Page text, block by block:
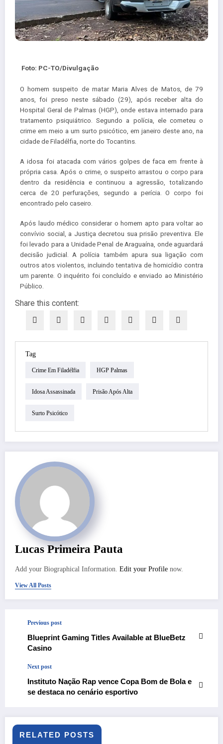
Foto: PC-TO/Divulgação
O homem suspeito de matar Maria Alves de Matos, de 79
anos, foi preso neste sábado (29), após receber alta do
Hospital Geral de Palmas (HGP), onde estava internado para
tratamento psiquiátrico. Segundo a polícia, ele cometeu o
crime em meio a um surto psicótico, em janeiro deste ano, na
cidade de Filadélfia, norte do Tocantins.
A idosa foi atacada com vários golpes de faca em frente à
própria casa. Após o crime, o suspeito arrastou o corpo para
dentro da residência e continuou a agressão, totalizando
cerca de 20 perfurações, segundo a perícia. O corpo foi
encontrado pelo caseiro.
Após laudo médico considerar o homem apto para voltar ao
convívio social, a Justiça decretou sua prisão preventiva. Ele
foi levado para a Unidade Penal de Araguaína, onde aguardará
decisão judicial. A polícia também apura sua ligação com
outros atos violentos, incluindo tentativa de homicídio contra
um parente. O inquérito foi concluído e enviado ao Ministério
Público.
Share this content:
Tag
Crime Em Filadélfia HGP Palmas
Idosa Assassinada Prisão Após Alta
Surto Psicótico
Lucas Primeira Pauta
Add your Biographical Information. Edit your Profile now.
View All Posts
Previous post
Blueprint Gaming Titles Available at BlueBetz
Casino
Next post
Instituto Nação Rap vence Copa Bom de Bola e
se destaca no cenário esportivo
RELATED POSTS